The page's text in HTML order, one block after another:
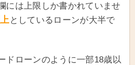
には上限しか書かれていませ
としているローンが大半で
ドローンのように一部18歳以